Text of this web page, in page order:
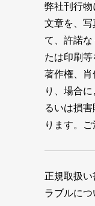
弊社刊行
文章を、写
て、許諾な
たは印刷
著作権、
り、場合
るいは損
ります。ご
正規取扱い
ラブルに